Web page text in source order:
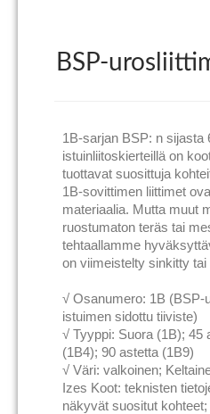
BSP-
1B-sarjan BSP: n sijasta
istuinliitoskierteillä on
tuottavat suosittuja
1B-sovittimen liittimet
materiaalia. Mutta muut
ruostumaton teräs tai
tehtaallamme
on viimeistelty sinkitty tai
√ Osanumero: 1B (BSP-
istuimen sidottu tiiviste)
√ Tyyppi: Suora (1B); 45
(1B4); 90 astetta (1B9)
√ Väri: valkoinen;
Izes Koot: teknisten
näkyvät suositut